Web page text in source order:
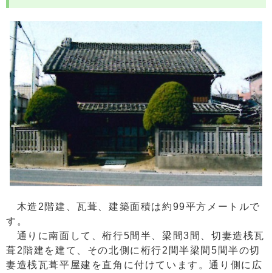
木造2階建、瓦葺、建築面積は約99平方メートルで
す。
通りに南面して、桁行5間半、梁間3間、切妻造桟瓦
葺2階建を建て、その北側に桁行2間半梁間5間半の切
妻造桟瓦葺平屋建を直角に付けています。通り側に広